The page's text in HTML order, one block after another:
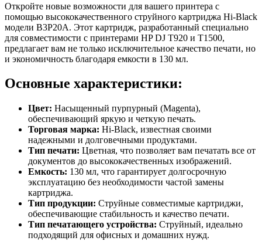
Откройте новые возможности для вашего принтера с
помощью высококачественного струйного картриджа Hi-Black
модели B3P20A. Этот картридж, разработанный специально
для совместимости с принтерами HP DJ T920 и T1500,
предлагает вам не только исключительное качество печати, но
и экономичность благодаря емкости в 130 мл.
Основные характеристики:
Цвет: Насыщенный пурпурный (Magenta),
обеспечивающий яркую и четкую печать.
Торговая марка: Hi-Black, известная своими
надежными и долговечными продуктами.
Тип печати: Цветная, что позволяет вам печатать все от
документов до высококачественных изображений.
Емкость: 130 мл, что гарантирует долгосрочную
эксплуатацию без необходимости частой замены
картриджа.
Тип продукции: Струйные совместимые картриджи,
обеспечивающие стабильность и качество печати.
Тип печатающего устройства: Струйный, идеально
подходящий для офисных и домашних нужд.